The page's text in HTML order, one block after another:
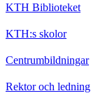
KTH Biblioteket
KTH:s skolor
Centrumbildningar
Rektor och ledning